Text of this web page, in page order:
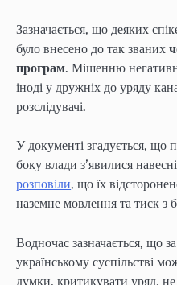
Зазначається, що деяких
було внесено до так званих
програм. Мішенню
іноді у дружніх до уряду
розслідувачі.
У документі згадується, що
боку влади з’явилися
розповіли, що їх
наземне мовлення та тиск з
Водночас зазначається, що
українському суспільстві
думки, критикувати уряд,